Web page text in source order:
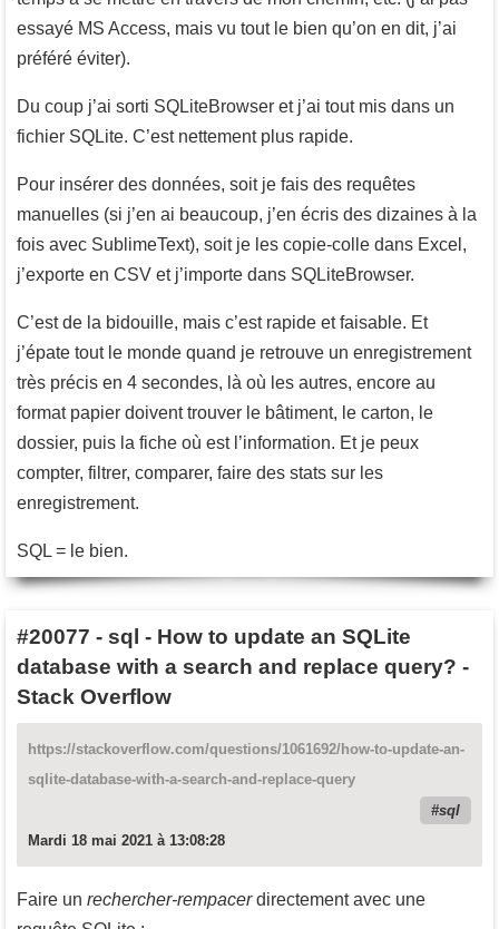
essayé MS Access, mais vu tout le bien qu’on en dit, j’ai
préféré éviter).
Du coup j’ai sorti SQLiteBrowser et j’ai tout mis dans un
fichier SQLite. C’est nettement plus rapide.
Pour insérer des données, soit je fais des requêtes
manuelles (si j’en ai beaucoup, j’en écris des dizaines à la
fois avec SublimeText), soit je les copie-colle dans Excel,
j’exporte en CSV et j’importe dans SQLiteBrowser.
C’est de la bidouille, mais c’est rapide et faisable. Et
j’épate tout le monde quand je retrouve un enregistrement
très précis en 4 secondes, là où les autres, encore au
format papier doivent trouver le bâtiment, le carton, le
dossier, puis la fiche où est l’information. Et je peux
compter, filtrer, comparer, faire des stats sur les
enregistrement.
SQL = le bien.
#20077 - sql - How to update an SQLite
database with a search and replace query? -
Stack Overflow
https://stackoverflow.com/questions/1061692/how-to-update-an-
sqlite-database-with-a-search-and-replace-query
sql
Mardi 18 mai 2021 à 13:08:28
Faire un rechercher-rempacerdirectement avec une